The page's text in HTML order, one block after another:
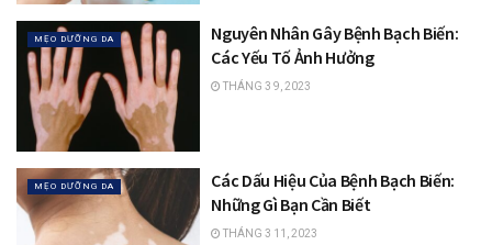
MẸO DƯỠNG DA
Nguyên Nhân Gây Bệnh Bạch Biến:
Các Yếu Tố Ảnh Hưởng
THÁNG 3 9, 2023
MẸO DƯỠNG DA
Các Dấu Hiệu Của Bệnh Bạch Biến:
Những Gì Bạn Cần Biết
THÁNG 3 11, 2023